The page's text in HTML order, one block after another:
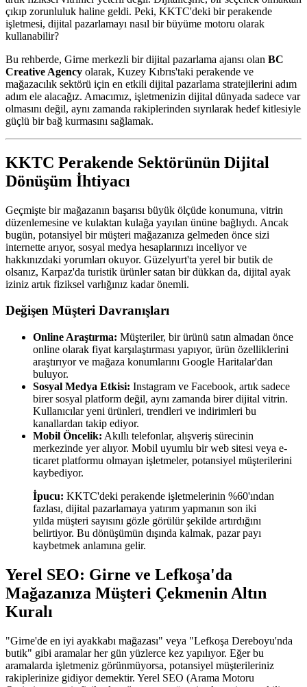
çıkıp zorunluluk haline geldi. Peki, KKTC'deki bir perakende
işletmesi, dijital pazarlamayı nasıl bir büyüme motoru olarak
kullanabilir?
Bu rehberde, Girne merkezli bir dijital pazarlama ajansı olan BC
Creative Agency olarak, Kuzey Kıbrıs'taki perakende ve
mağazacılık sektörü için en etkili dijital pazarlama stratejilerini adım
adım ele alacağız. Amacımız, işletmenizin dijital dünyada sadece var
olmasını değil, aynı zamanda rakiplerinden sıyrılarak hedef kitlesiyle
güçlü bir bağ kurmasını sağlamak.
KKTC Perakende Sektörünün Dijital
Dönüşüm İhtiyacı
Geçmişte bir mağazanın başarısı büyük ölçüde konumuna, vitrin
düzenlemesine ve kulaktan kulağa yayılan ününe bağlıydı. Ancak
bugün, potansiyel bir müşteri mağazanıza gelmeden önce sizi
internette arıyor, sosyal medya hesaplarınızı inceliyor ve
hakkınızdaki yorumları okuyor. Güzelyurt'ta yerel bir butik de
olsanız, Karpaz'da turistik ürünler satan bir dükkan da, dijital ayak
iziniz artık fiziksel varlığınız kadar önemli.
Değişen Müşteri Davranışları
Online Araştırma: Müşteriler, bir ürünü satın almadan önce
online olarak fiyat karşılaştırması yapıyor, ürün özelliklerini
araştırıyor ve mağaza konumlarını Google Haritalar'dan
buluyor.
Sosyal Medya Etkisi: Instagram ve Facebook, artık sadece
birer sosyal platform değil, aynı zamanda birer dijital vitrin.
Kullanıcılar yeni ürünleri, trendleri ve indirimleri bu
kanallardan takip ediyor.
Mobil Öncelik: Akıllı telefonlar, alışveriş sürecinin
merkezinde yer alıyor. Mobil uyumlu bir web sitesi veya e-
ticaret platformu olmayan işletmeler, potansiyel müşterilerini
kaybediyor.
İpucu: KKTC'deki perakende işletmelerinin %60'ından
fazlası, dijital pazarlamaya yatırım yapmanın son iki
yılda müşteri sayısını gözle görülür şekilde artırdığını
belirtiyor. Bu dönüşümün dışında kalmak, pazar payı
kaybetmek anlamına gelir.
Yerel SEO: Girne ve Lefkoşa'da
Mağazanıza Müşteri Çekmenin Altın
Kuralı
"Girne'de en iyi ayakkabı mağazası" veya "Lefkoşa Dereboyu'nda
butik" gibi aramalar her gün yüzlerce kez yapılıyor. Eğer bu
aramalarda işletmeniz görünmüyorsa, potansiyel müşterileriniz
rakiplerinize gidiyor demektir. Yerel SEO (Arama Motoru